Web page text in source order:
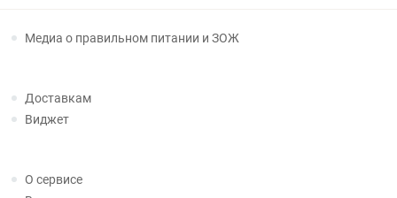
Медиа о правильном питании и ЗОЖ
Доставкам
Виджет
О сервисе